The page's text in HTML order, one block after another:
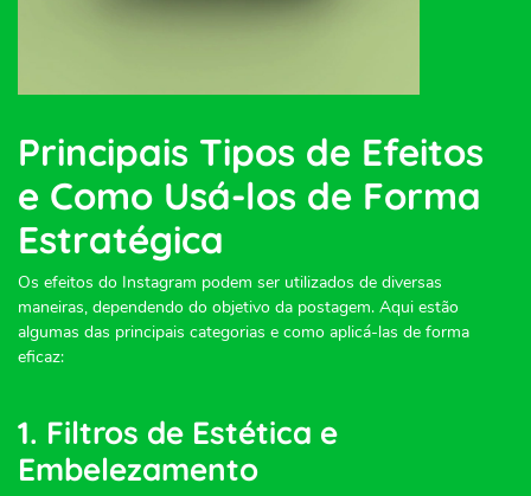
Principais Tipos de Efeitos
e Como Usá-los de Forma
Estratégica
Os efeitos do Instagram podem ser utilizados de diversas
maneiras, dependendo do objetivo da postagem. Aqui estão
algumas das principais categorias e como aplicá-las de forma
eficaz:
1. Filtros de Estética e
Embelezamento